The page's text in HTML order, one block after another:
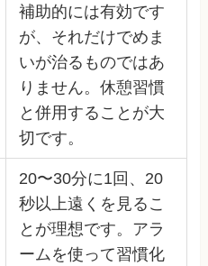
補助的には有効です
が、それだけでめま
いが治るものではあ
りません。休憩習慣
と併用することが大
切です。
20〜30分に1回、20
秒以上遠くを見るこ
とが理想です。アラ
ームを使って習慣化